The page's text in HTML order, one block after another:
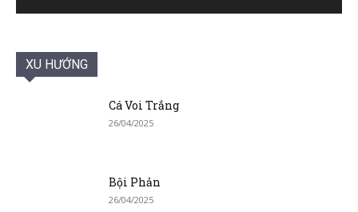
XU HƯỚNG
Cá Voi Trắng
26/04/2025
Bội Phản
26/04/2025